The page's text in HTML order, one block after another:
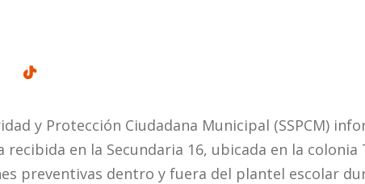
y Protección Ciudadana Municipal (SSPCM)
recibida en la Secundaria 16, ubicada en la colonia
preventivas dentro y fuera del plantel escolar